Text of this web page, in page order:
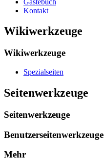
Kontakt
Wikiwerkzeuge
Wikiwerkzeuge
Spezialseiten
Seitenwerkzeuge
Seitenwerkzeuge
Benutzerseitenwerkzeuge
Mehr